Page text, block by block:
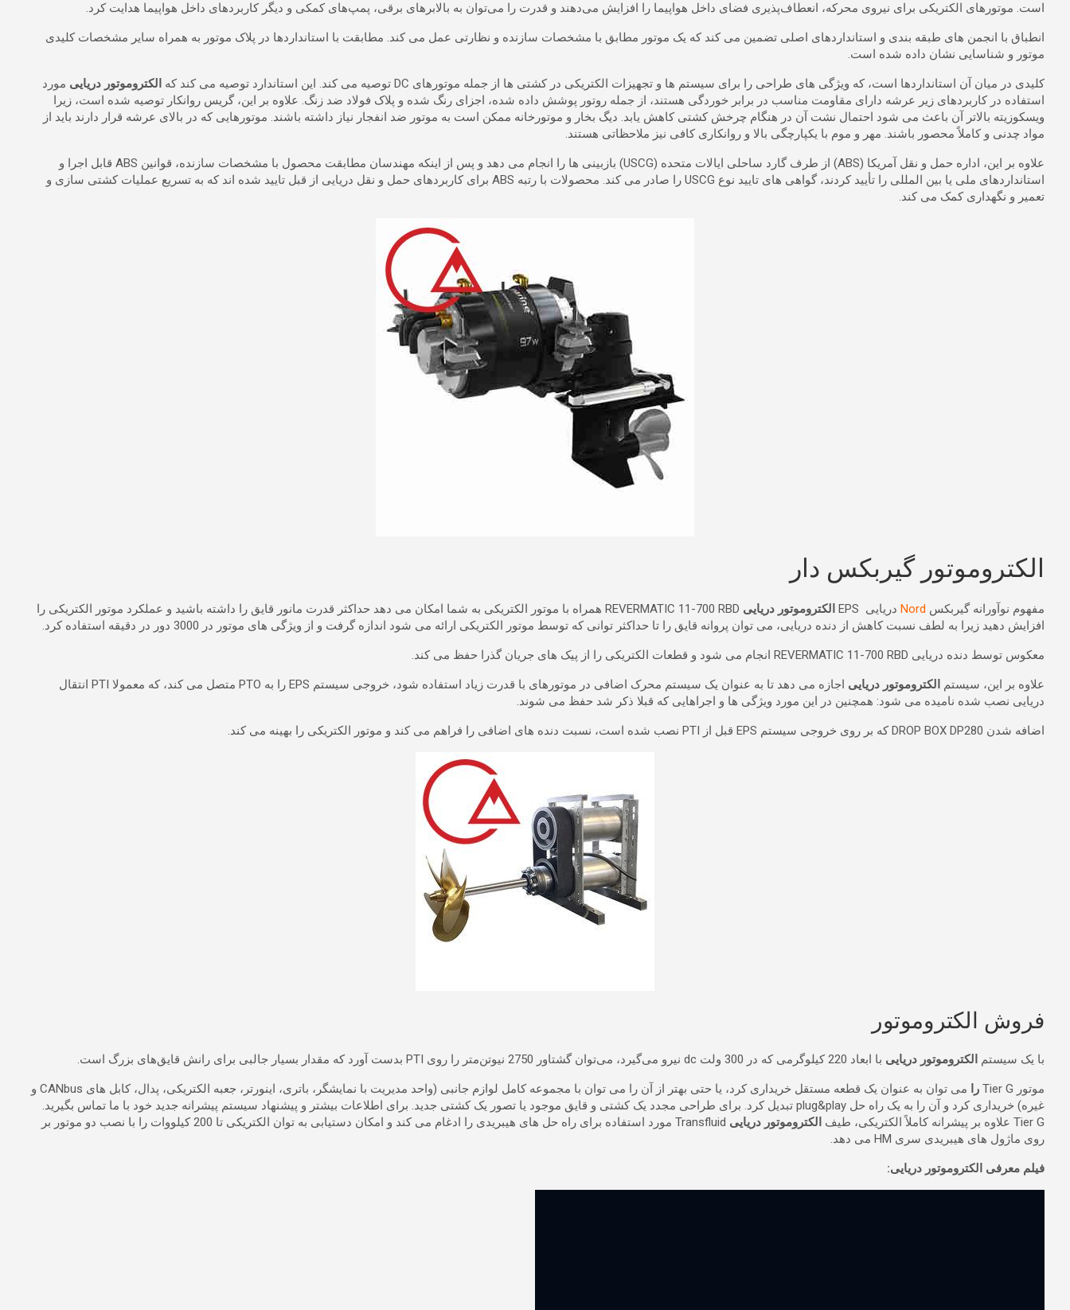
است. موتورهای الکتریکی برای نیروی محرکه، انعطاف‌پذیری فضای داخل هواپیما را افزایش می‌دهند و قدرت را می‌توان به بالابرهای برقی، پمپ‌های کمکی و دیگر کاربردهای داخل هواپیما هدایت کرد.
انطباق با انجمن های طبقه بندی و استانداردهای اصلی تضمین می کند که یک موتور مطابق با مشخصات سازنده و نظارتی عمل می کند. مطابقت با استانداردها در پلاک موتور به همراه سایر مشخصات کلیدی
موتور و شناسایی نشان داده شده است.
کلیدی در میان آن استانداردها است، که ویژگی های طراحی را برای سیستم ها و تجهیزات الکتریکی در کشتی ها از جمله موتورهای DC توصیه می کند. این استاندارد توصیه می کند که الکتروموتور دریایی مورد
استفاده در کاربردهای زیر عرشه دارای مقاومت مناسب در برابر خوردگی هستند، از جمله روتور پوشش داده شده، اجزای رنگ شده و پلاک فولاد ضد زنگ. علاوه بر این، گریس روانکار توصیه شده است، زیرا
ویسکوزیته بالاتر آن باعث می شود احتمال نشت آن در هنگام چرخش کشتی کاهش یابد. دیگ بخار و موتورخانه ممکن است به موتور ضد انفجار نیاز داشته باشند. موتورهایی که در بالای عرشه قرار دارند باید از
مواد چدنی و کاملاً محصور باشند. مهر و موم با یکپارچگی بالا و روانکاری کافی نیز ملاحظاتی هستند.
علاوه بر این، اداره حمل و نقل آمریکا (ABS) از طرف گارد ساحلی ایالات متحده (USCG) بازبینی ها را انجام می دهد و پس از اینکه مهندسان مطابقت محصول با مشخصات سازنده، قوانین ABS قابل اجرا و
استانداردهای ملی یا بین المللی را تأیید کردند، گواهی های تایید نوع USCG را صادر می کند. محصولات با رتبه ABS برای کاربردهای حمل و نقل دریایی از قبل تایید شده اند که به تسریع عملیات کشتی سازی و
تعمیر و نگهداری کمک می کند.
الکتروموتور گیربکس دار
مفهوم نوآورانه گیربکس Nord دریایی EPS الکتروموتور دریایی
REVERMATIC 11-700 RBD همراه با موتور الکتریکی به شما امکان می دهد حداکثر قدرت مانور قایق را داشته باشید و عملکرد موتور الکتریکی را
افزایش دهید زیرا به لطف نسبت کاهش از دنده دریایی، می توان پروانه قایق را تا حداکثر توانی که توسط موتور الکتریکی ارائه می شود اندازه گرفت و از ویژگی های موتور در 3000 دور در دقیقه استفاده کرد.
معکوس توسط دنده دریایی REVERMATIC 11-700 RBD انجام می شود و قطعات الکتریکی را از پیک های جریان گذرا حفظ می کند.
علاوه بر این، سیستم الکتروموتور دریایی
اجازه می دهد تا به عنوان یک سیستم محرک اضافی در موتورهای با قدرت زیاد استفاده شود، خروجی سیستم EPS را به PTO متصل می کند، که معمولا PTI انتقال
دریایی نصب شده نامیده می شود: همچنین در این مورد ویژگی ها و اجراهایی که قبلا ذکر شد حفظ می شوند.
اضافه شدن DROP BOX DP280 که بر روی خروجی سیستم EPS قبل از PTI نصب شده است، نسبت دنده های اضافی را فراهم می کند و موتور الکتریکی را بهینه می کند.
فروش الکتروموتور
با یک سیستم الکتروموتور دریایی با ابعاد 220 کیلوگرمی که در 300 ولت dc نیرو می‌گیرد، می‌توان گشتاور 2750 نیوتن‌متر را روی PTI بدست آورد که مقدار بسیار جالبی برای رانش قایق‌های بزرگ است.
موتور Tier G را
می توان به عنوان یک قطعه مستقل خریداری کرد، یا حتی بهتر از آن را می توان با مجموعه کامل لوازم جانبی (واحد مدیریت با نمایشگر، باتری، اینورتر، جعبه الکتریکی، پدال، کابل های CANbus و
غیره) خریداری کرد و آن را به یک راه حل plug&play تبدیل کرد. برای طراحی مجدد یک کشتی و قایق موجود یا تصور یک کشتی جدید.
برای اطلاعات بیشتر و پیشنهاد سیستم پیشرانه جدید خود با ما تماس بگیرید.
Tier G علاوه بر پیشرانه کاملاً الکتریکی، طیف
الکتروموتور دریایی
Transfluid مورد استفاده برای راه حل های هیبریدی را ادغام می کند و امکان دستیابی به توان الکتریکی تا 200 کیلووات را با نصب دو موتور بر
روی ماژول های هیبریدی سری HM می دهد.
فیلم معرفی الکتروموتور دریایی: